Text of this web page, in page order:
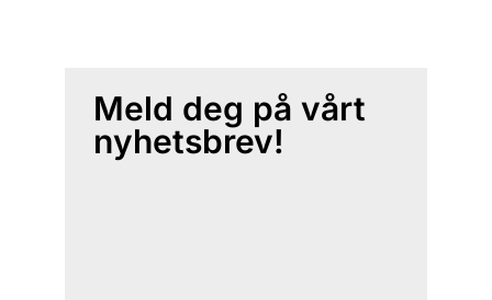
Meld deg på vårt
nyhetsbrev!